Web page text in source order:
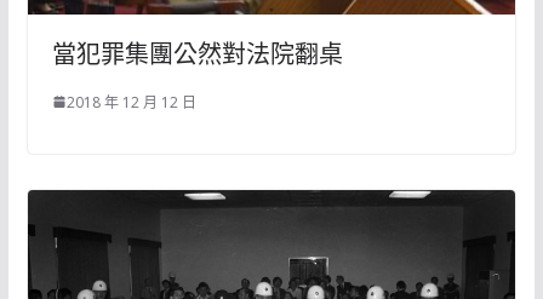
當犯罪集團公然對法院翻桌
2018 年 12 月 12 日